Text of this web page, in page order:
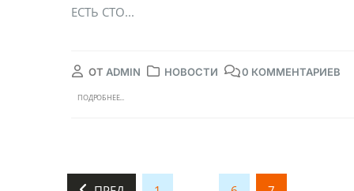
ЕСТЬ СТО...
ОТ ADMIN НОВОСТИ 0 КОММЕНТАРИЕВ
ПОДРОБНЕЕ...